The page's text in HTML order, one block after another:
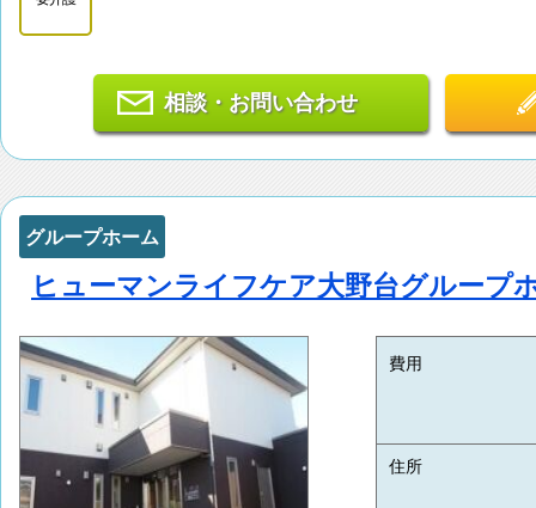
相談・お問い合わせ
グループホーム
ヒューマンライフケア大野台グループ
費用
住所